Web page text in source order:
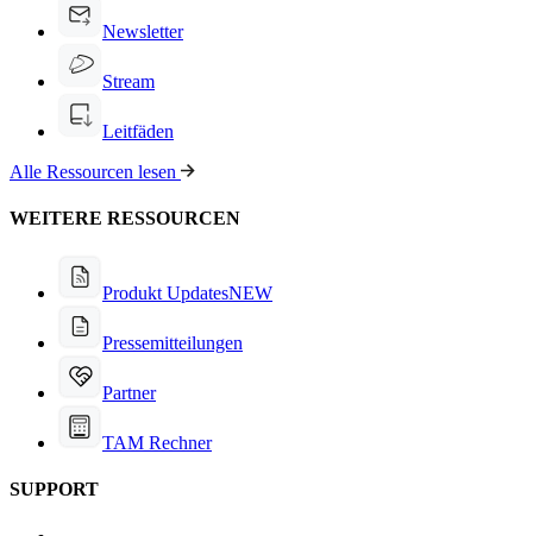
Newsletter
Stream
Leitfäden
Alle Ressourcen lesen
WEITERE RESSOURCEN
Produkt UpdatesNEW
Pressemitteilungen
Partner
TAM Rechner
SUPPORT